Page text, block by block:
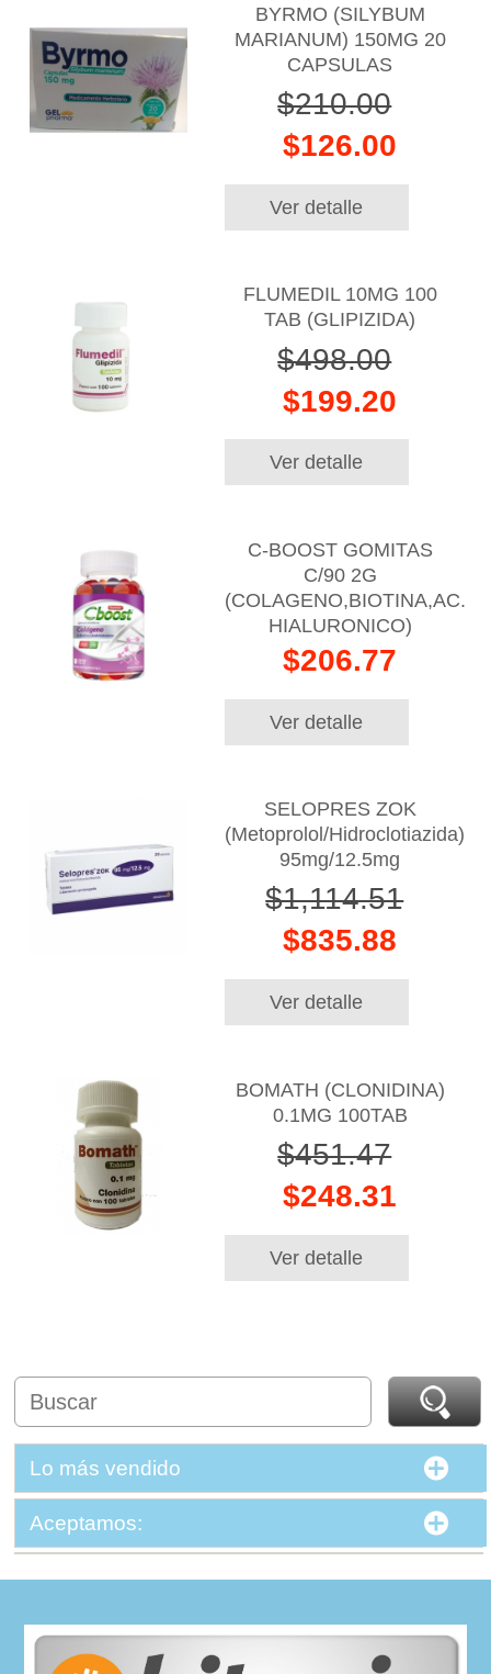
BYRMO (SILYBUM
MARIANUM) 150MG 20
CAPSULAS
$210.00
$126.00
Ver detalle
FLUMEDIL 10MG 100
TAB (GLIPIZIDA)
$498.00
$199.20
Ver detalle
C-BOOST GOMITAS
C/90 2G
(COLAGENO,BIOTINA,AC.
HIALURONICO)
$206.77
Ver detalle
SELOPRES ZOK
(Metoprolol/Hidroclotiazida)
95mg/12.5mg
$1,114.51
$835.88
Ver detalle
BOMATH (CLONIDINA)
0.1MG 100TAB
$451.47
$248.31
Ver detalle
Lo más vendido
Aceptamos: